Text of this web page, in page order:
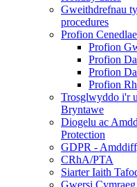
Gweithdrefnau
procedures
Profion
Profion
Profion
Profion
Profion
Trosglwyddo i'r
Bryntawe
Diogelu ac
Protection
GDPR -
CRhA/PTA
Siarter Iaith
Gwersi